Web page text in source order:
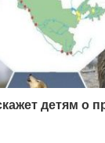
детям о